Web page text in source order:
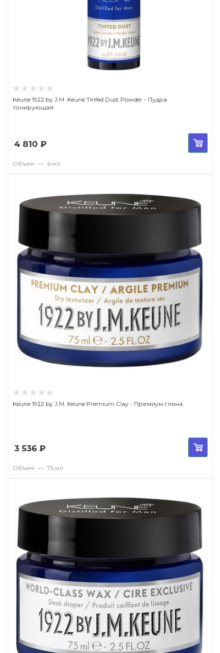
Keune 1922 by J.M. Keune Tinfed Dust Powder - Пудра
тонирующая
4 810 ₽
Объем — 6 мл
Keune 1922 by J.M. Keune Premium Clay - Премиум глина
3 536 ₽
Объем — 75 мл